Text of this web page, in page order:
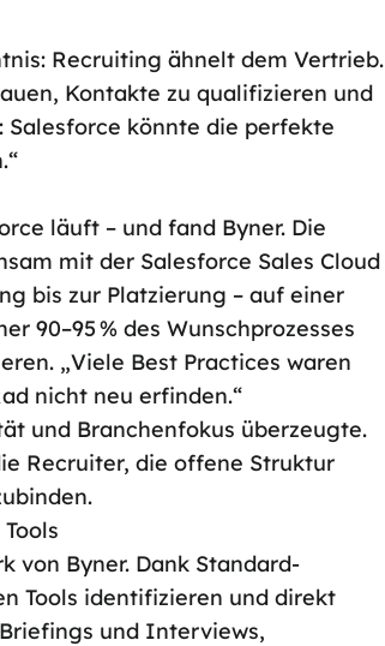
Recruiting ähnelt dem Vertrieb.
Kontakte zu qualifizieren und
Salesforce könnte die perfekte
läuft – und fand Byner. Die
mit der Salesforce Sales Cloud
bis zur Platzierung – auf einer
90–95 % des Wunschprozesses
„Viele Best Practices waren
nicht neu erfinden.“
und Branchenfokus überzeugte.
Recruiter, die offene Struktur
von Byner. Dank Standard-
Tools identifizieren und direkt
und Interviews,